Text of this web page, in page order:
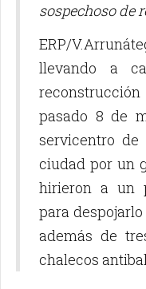
sospechoso de
ERP/
llevando a
pasado 8 de
servicentro
ciudad por un
hirieron a un
para
además de
chalecos